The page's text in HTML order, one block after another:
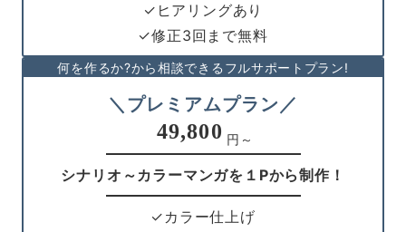
✓ヒアリングあり
✓修正3回まで無料
何を作るか?から相談できるフルサポートプラン!
＼プレミアムプラン／
49,800 円～
シナリオ～カラーマンガを１Pから制作！
✓カラー仕上げ